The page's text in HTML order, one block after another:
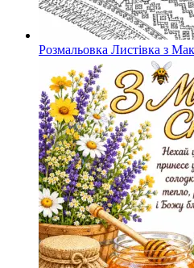
Розмальовка Листівка з